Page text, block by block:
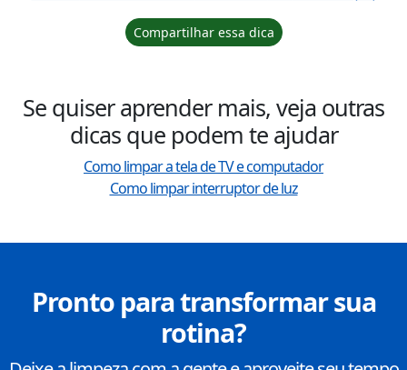
Compartilhar essa dica
Se quiser aprender mais, veja outras
dicas que podem te ajudar
Como limpar a tela de TV e computador
Como limpar interruptor de luz
Pronto para transformar sua
rotina?